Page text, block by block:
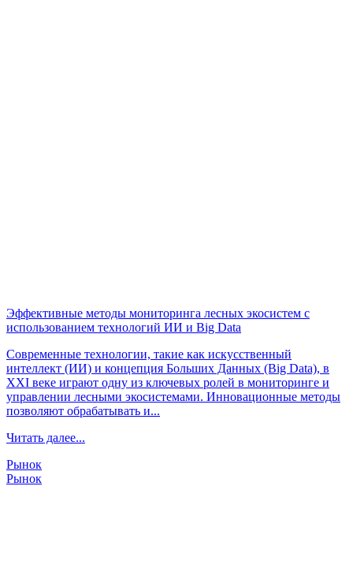
Эффективные методы мониторинга лесных экосистем с
использованием технологий ИИ и Big Data
Современные технологии, такие как искусственный
интеллект (ИИ) и концепция Больших Данных (Big Data), в
XXI веке играют одну из ключевых ролей в мониторинге и
управлении лесными экосистемами. Инновационные методы
позволяют обрабатывать и...
Читать далее...
Рынок
Рынок